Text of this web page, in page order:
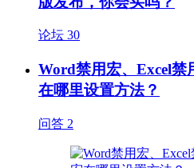
论坛 30
Word禁用宏、Excel禁
在哪里设置方法？
问答 2